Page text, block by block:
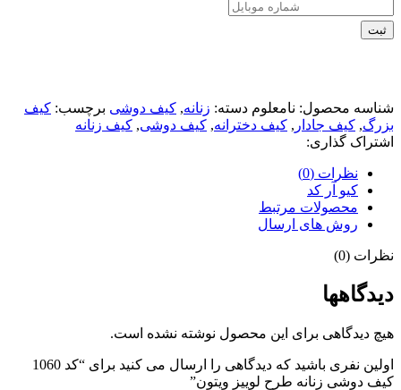
ثبت
شناسه محصول: نامعلوم دسته: زنانه, کیف دوشی برچسب: کیف
بزرگ, کیف جادار , کیف دخترانه, کیف دوشی, کیف زنانه
اشتراک گذاری:
نظرات (0)
کیو آر کد
محصولات مرتبط
روش های ارسال
نظرات (0)
دیدگاهها
هیچ دیدگاهی برای این محصول نوشته نشده است.
اولین نفری باشید که دیدگاهی را ارسال می کنید برای “کد 1060
کیف دوشی زنانه طرح لوییز ویتون”